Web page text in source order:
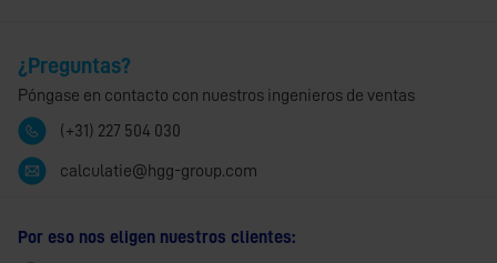
¿Preguntas?
Póngase en contacto con nuestros ingenieros de ventas
(+31) 227 504 030
calculatie@hgg-group.com
Por eso nos eligen nuestros clientes: